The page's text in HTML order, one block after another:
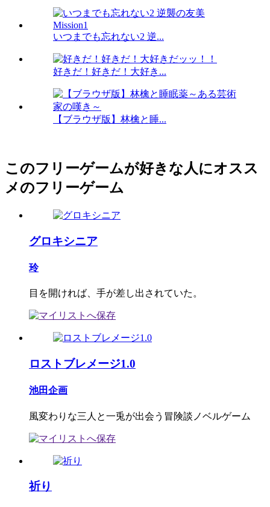
いつまでも忘れない2 逆...
好きだ！好きだ！大好き...
【ブラウザ版】林檎と睡...
このフリーゲームが好きな人にオスス
メのフリーゲーム
グロキシニア
玲
目を開ければ、手が差し出されていた。
ロストブレメージ1.0
池田企画
風変わりな三人と一兎が出会う冒険談ノベルゲーム
祈り